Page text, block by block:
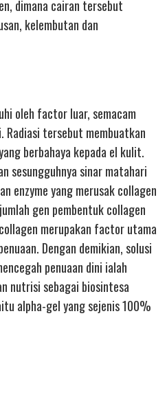
dimana cairan tersebut
kelembutan dan
oleh factor luar, semacam
Radiasi tersebut membuatkan
berbahaya kepada el kulit.
sesungguhnya sinar matahari
enzyme yang merusak collagen
gen pembentuk collagen
merupakan factor utama
Dengan demikian, solusi
penuaan dini ialah
nutrisi sebagai biosintesa
alpha-gel yang sejenis 100%